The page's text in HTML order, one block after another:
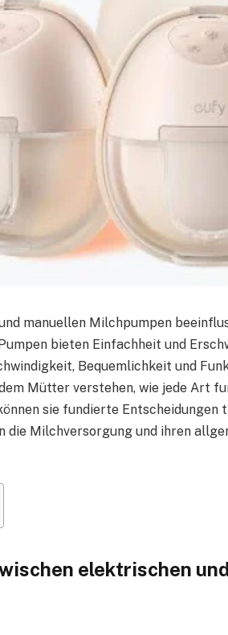
manuellen Milchpumpen
bieten Einfachheit und
Bequemlichkeit und
Mütter verstehen, wie jede Art
sie fundierte Entscheidungen
die Milchversorgung und ihren
elektrischen